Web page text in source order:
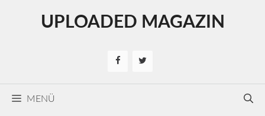
UPLOADED MAGAZIN
MENÜ